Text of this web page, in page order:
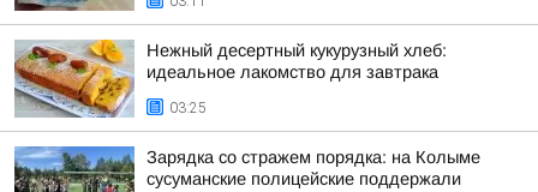
Нежный десертный кукурузный хлеб:
идеальное лакомство для завтрака
03:25
Зарядка со стражем порядка: на Колыме
сусуманские полицейские поддержали